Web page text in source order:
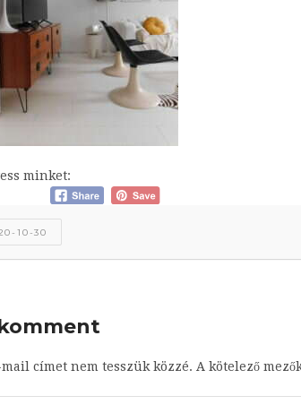
minket:
10-30
mail címet nem tesszük közzé. A kötelező